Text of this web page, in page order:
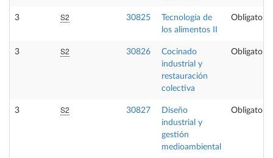
3 S2 30825
Tecnología de
los alimentos II
Obligatoria
3 S2 30826
Cocinado
industrial y
restauración
colectiva
Obligatoria
3 S2 30827
Diseño
industrial y
gestión
medioambiental
Obligatoria